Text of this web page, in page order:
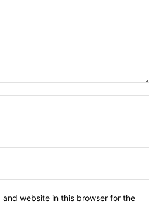
and website in this browser for the